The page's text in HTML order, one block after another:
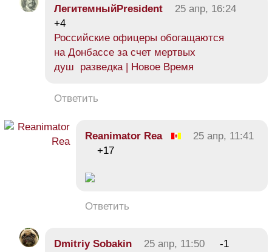
ЛегитемныйPresident
25 апр, 16:24
+4
Российские офицеры обогащаются
на Донбассе за счет мертвых
душ разведка | Новое Время
Ответить
Reanimator Rea
25 апр, 11:41
+17
Ответить
Dmitriy Sobakin 25 апр, 11:50
-1